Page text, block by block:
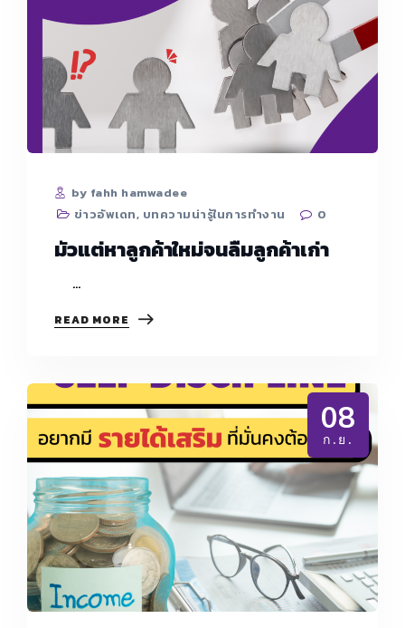
ราคา
by fahh hamwadee
ข่าวอัพเดท, บทความน่ารู้ในการทำงาน 0
มัวแต่หาลูกค้าใหม่จนลืมลูกค้าเก่า
…
READ MORE มัว
ใหม่
จน
ลืม
ลูกค้า
เก่า
08
ก.ย.